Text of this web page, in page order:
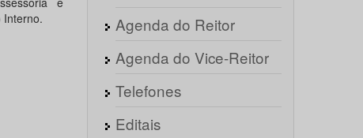
Interno.
Agenda do Reitor
Agenda do Vice-Reitor
Telefones
Editais